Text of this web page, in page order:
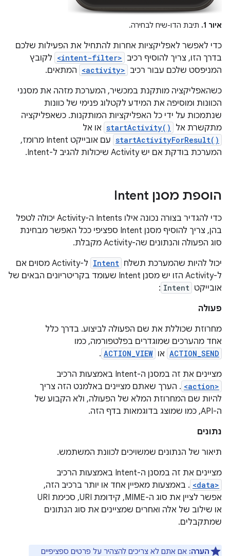
איור 1. תיבת הדו-שיח לבחירה.
כדי לאפשר לאפליקציות אחרות להתחיל את הפעילות שלכם
בדרך הזו, צריך להוסיף רכיב <intent-filter> לקובץ
המניפסט שלכם עבור רכיב <activity> המתאים.
כשהאפליקציה מותקנת במכשיר, המערכת מזהה את מסנני
הכוונות ומוסיפה את המידע לקטלוג פנימי של כוונות
שנתמכות על ידי כל האפליקציות המותקנות. כשאפליקציה
מתקשרת אל
startActivity() או אל
startActivityForResult()
עם אובייקט Intent מרומז,
המערכת בודקת אם יש Activity שיכולות להגיב ל-Intent.
הוספת מסנן Intent
כדי להגדיר בצורה נכונה אילו Intents ה-Activity יכולה לטפל
בהן, צריך להוסיף מסנן Intent ספציפי ככל האפשר מבחינת
סוג הפעולה והנתונים שה-Activity מקבלת.
יכול להיות שהמערכת תשלח Intent
ל-Activity מסוים אם
ל-Activity הזו יש מסנן Intent שעומד בקריטריונים הבאים של
אובייקט Intent
:
פעולה
מחרוזת שכוללת את שם הפעולה לביצוע. בדרך כלל
אחד מהערכים שמוגדרים בפלטפורמה, כמו
ACTION_SEND או ACTION_VIEW
.
מציינים את זה במסנן ה-Intent באמצעות הרכיב
<action> . הערך שאתם מציינים באלמנט הזה צריך
להיות שם המחרוזת המלא של הפעולה, ולא הקבוע של
ה-API, כמו שמוצג בדוגמאות בדף הזה.
נתונים
תיאור של הנתונים שמשויכים לכוונת המשתמש.
מציינים את זה במסנן ה-Intent באמצעות הרכיב
<data> . באמצעות מאפיין אחד או יותר ברכיב הזה,
אפשר לציין את סוג ה-MIME, קידומת URI, סכימת URI
או שילוב של אלה ואחרים שמציינים את סוג הנתונים
שמתקבלים.
הערה: אם אתם לא צריכים להצהיר על פרטים ספציפיים